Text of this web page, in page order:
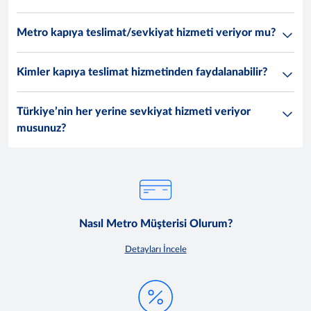
Metro kapıya teslimat/sevkiyat hizmeti veriyor mu?
Kimler kapıya teslimat hizmetinden faydalanabilir?
Türkiye’nin her yerine sevkiyat hizmeti veriyor
musunuz?
Nasıl Metro Müşterisi Olurum?
Detayları İncele